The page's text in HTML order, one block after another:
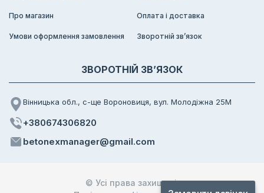
Про магазин Оплата і доставка
Умови оформлення замовлення Зворотній зв’язок
ЗВОРОТНІЙ ЗВ’ЯЗОК
Вінницька обл., с-ще Вороновиця, вул. Молодіжна 25М
+380674306820
betonexmanager@gmail.com
© Усі права захищені.